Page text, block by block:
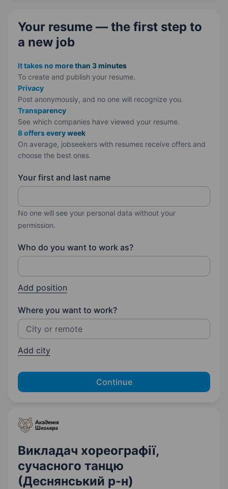
Your resume — the first step to
a new job
It takes no more than 3 minutes
To create and publish your resume.
Privacy
Post anonymously, and no one will recognize you.
Transparency
See which companies have viewed your resume.
8 offers every week
On average, jobseekers with resumes receive offers and
choose the best ones.
Your first and last name
No one will see your personal data without your
permission.
Who do you want to work as?
Add position
Where you want to work?
Add city
Continue
Викладач хореографії,
сучасного танцю
(Деснянський р-н)